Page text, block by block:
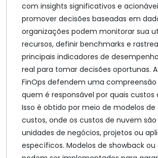
com insights significativos e
promover decisões baseadas em
organizações podem monitorar sua
recursos, definir benchmarks e
principais indicadores de
real para tomar decisões oportunas.
FinOps defendem uma
quem é responsável por quais custos
Isso é obtido por meio de modelos
custos, onde os custos de nuvem
unidades de negócios, projetos ou
específicos. Modelos de showback